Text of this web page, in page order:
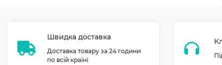
Швидка доставка
Доставка товару за 24 години
по всій країні